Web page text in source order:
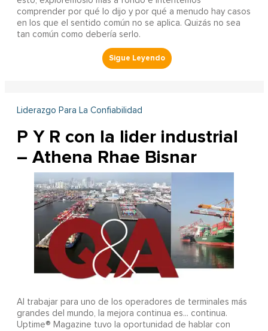
comprender por qué lo dijo y por qué a menudo hay casos
en los que el sentido común no se aplica. Quizás no sea
tan común como debería serlo.
Liderazgo Para La Confiabilidad
P Y R con la lider industrial
– Athena Rhae Bisnar
Al trabajar para uno de los operadores de terminales más
grandes del mundo, la mejora continua es... continua.
Uptime® Magazine tuvo la oportunidad de hablar con